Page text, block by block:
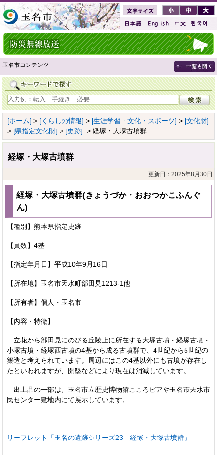
玉名市コンテンツ
[ホーム] > [くらしの情報] > [生涯学習・文化・スポーツ] > [文化財]
> [県指定文化財] > [史跡] > 経塚・大塚古墳群
経塚・大塚古墳群
更新日：2025年8月30日
経塚・大塚古墳群(きょうづか・おおつかこふんぐ
ん)
【種別】熊本県指定史跡
【員数】4基
【指定年月日】平成10年9月16日
【所在地】玉名市天水町部田見1213-1他
【所有者】個人・玉名市
【内容・特徴】
立花から部田見にのびる丘陵上に所在する大塚古墳・経塚古墳・
小塚古墳・経塚西古墳の4基から成る古墳群で、4世紀から5世紀の
築造と考えられています。周辺にはこの4基以外にも古墳が存在し
たといわれますが、開墾などにより現在は消滅しています。
出土品の一部は、玉名市立歴史博物館こころピアや玉名市天水市
民センター敷地内にて展示しています。
リーフレット「玉名の遺跡シリーズ23 経塚・大塚古墳群」